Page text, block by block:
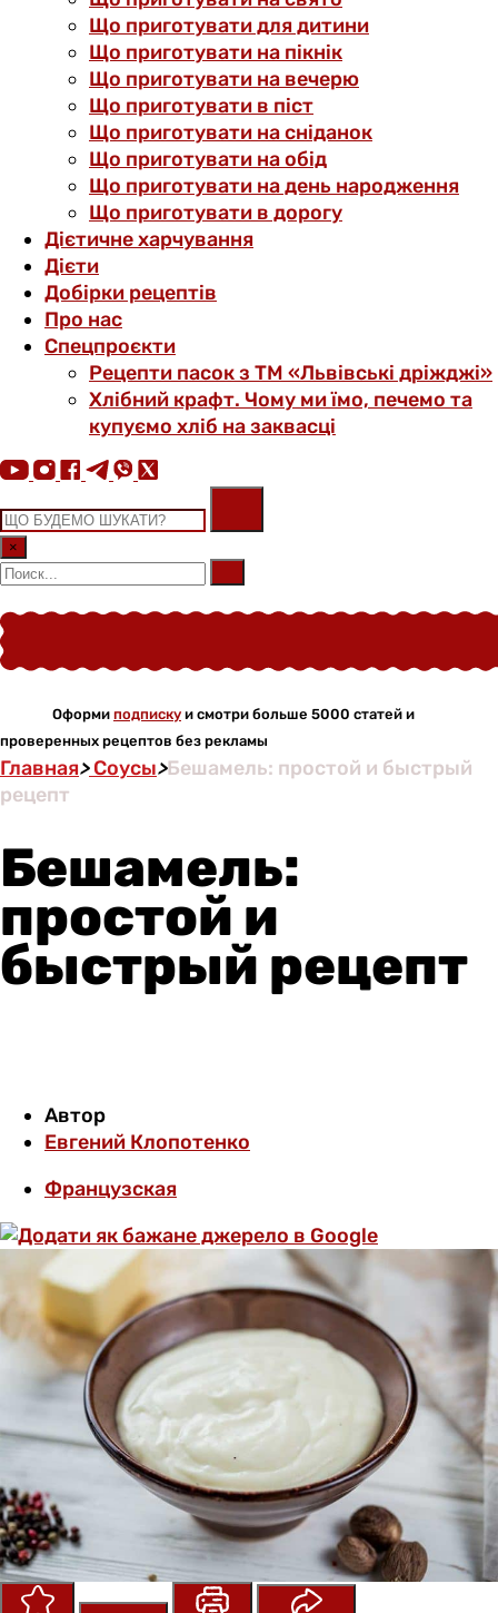
Що приготувати для дитини
Що приготувати на пікнік
Що приготувати на вечерю
Що приготувати в піст
Що приготувати на сніданок
Що приготувати на обід
Що приготувати на день народження
Що приготувати в дорогу
Дієтичне харчування
Дієти
Добірки рецептів
Про нас
Спецпроєкти
Рецепти пасок з ТМ «Львівські дріжджі»
Хлібний крафт. Чому ми їмо, печемо та
купуємо хліб на заквасці
×
Оформи подписку и смотри больше 5000 статей и
проверенных рецептов без рекламы
Главная>Соусы>Бешамель: простой и быстрый
рецепт
Бешамель:
простой и
быстрый рецепт
Автор
Евгений Клопотенко
Французская